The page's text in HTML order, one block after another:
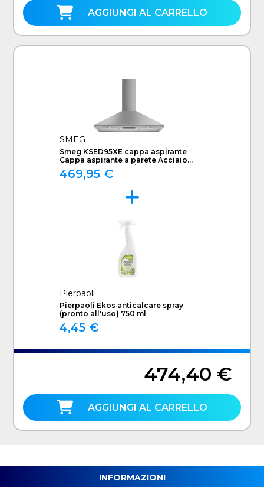
AGGIUNGI AL CARRELLO
SMEG
Smeg KSED95XE cappa aspirante
Cappa aspirante a parete Acciaio
inossidabile 595 m³/h B
469,95 €
Pierpaoli
Pierpaoli Ekos anticalcare spray
(pronto all'uso) 750 ml
4,45 €
474,40 €
AGGIUNGI AL CARRELLO
INFORMAZIONI